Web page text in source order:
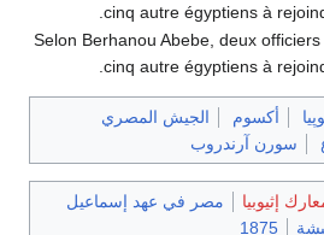
cinq autre égyptiens à
Selon Berhanou Abebe, deux
cinq autre égyptiens à
أكسوم
الجيش المصري
سورن آرندروب
إثيوبيا
مصر في عهد إسماعيل
1875